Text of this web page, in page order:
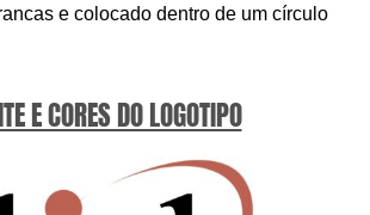
e colocado dentro de um círculo
E CORES DO LOGOTIPO